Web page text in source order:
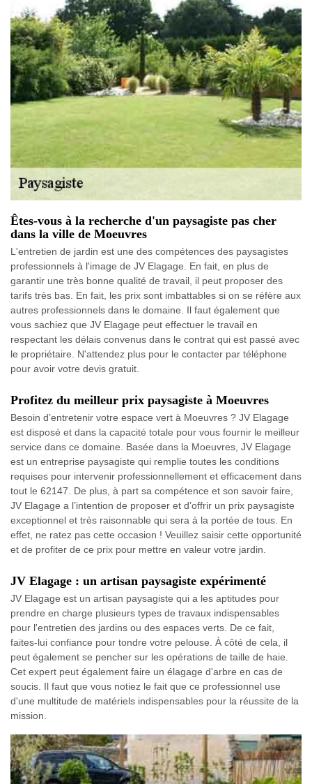
Êtes-vous à la recherche d'un paysagiste pas cher
dans la ville de Moeuvres
L'entretien de jardin est une des compétences des paysagistes
professionnels à l'image de JV Elagage. En fait, en plus de
garantir une très bonne qualité de travail, il peut proposer des
tarifs très bas. En fait, les prix sont imbattables si on se réfère aux
autres professionnels dans le domaine. Il faut également que
vous sachiez que JV Elagage peut effectuer le travail en
respectant les délais convenus dans le contrat qui est passé avec
le propriétaire. N'attendez plus pour le contacter par téléphone
pour avoir votre devis gratuit.
Profitez du meilleur prix paysagiste à Moeuvres
Besoin d’entretenir votre espace vert à Moeuvres ? JV Elagage
est disposé et dans la capacité totale pour vous fournir le meilleur
service dans ce domaine. Basée dans la Moeuvres, JV Elagage
est un entreprise paysagiste qui remplie toutes les conditions
requises pour intervenir professionnellement et efficacement dans
tout le 62147. De plus, à part sa compétence et son savoir faire,
JV Elagage a l’intention de proposer et d’offrir un prix paysagiste
exceptionnel et très raisonnable qui sera à la portée de tous. En
effet, ne ratez pas cette occasion ! Veuillez saisir cette opportunité
et de profiter de ce prix pour mettre en valeur votre jardin.
JV Elagage : un artisan paysagiste expérimenté
JV Elagage est un artisan paysagiste qui a les aptitudes pour
prendre en charge plusieurs types de travaux indispensables
pour l'entretien des jardins ou des espaces verts. De ce fait,
faites-lui confiance pour tondre votre pelouse. À côté de cela, il
peut également se pencher sur les opérations de taille de haie.
Cet expert peut également faire un élagage d'arbre en cas de
soucis. Il faut que vous notiez le fait que ce professionnel use
d'une multitude de matériels indispensables pour la réussite de la
mission.